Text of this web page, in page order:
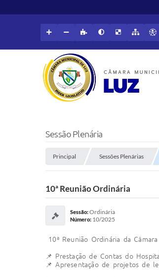
Sessão Plenária
Principal Sessões Plenárias
10ª Reunião Ordinária
Sessão:Ordinária
Número: 10/2025
10ª Reunião Ordinária da
📌 Prestação de Contas do
📌 Apresentação de projetos de